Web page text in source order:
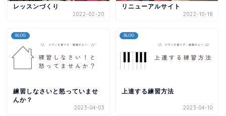
レッスンづくり
2022-02-20
リニューアルサイト
2022-10-18
BLOG
練習しなさいと怒っていませ
んか？
2023-04-03
BLOG
上達する練習方法
2023-04-10